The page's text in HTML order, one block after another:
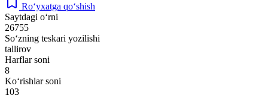
Ro‘yxatga qo‘shish
Saytdagi o‘rni
26755
So‘zning teskari yozilishi
tallirov
Harflar soni
8
Ko‘rishlar soni
103